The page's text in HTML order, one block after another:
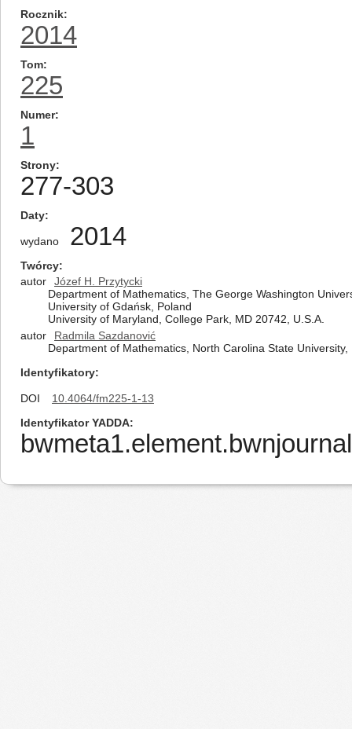
Rocznik
2014
Tom
225
Numer
1
Strony
277-303
Daty
wydano 2014
Twórcy
autor
Józef H. Przytycki
Department of Mathematics, The George Washington
University of Gdańsk, Poland
University of Maryland, College Park, MD 20742, U.S.A.
autor
Radmila Sazdanović
Department of Mathematics, North Carolina State
Identyfikatory
DOI
10.4064/fm225-1-13
Identyfikator YADDA